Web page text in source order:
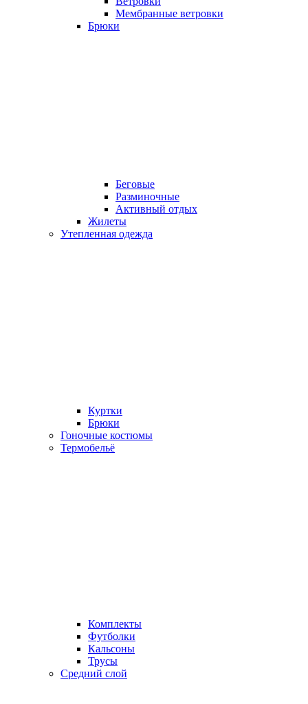
Мембранные ветровки
Брюки
Беговые
Разминочные
Активный отдых
Жилеты
Утепленная одежда
Куртки
Брюки
Гоночные костюмы
Термобельё
Комплекты
Футболки
Кальсоны
Трусы
Средний слой